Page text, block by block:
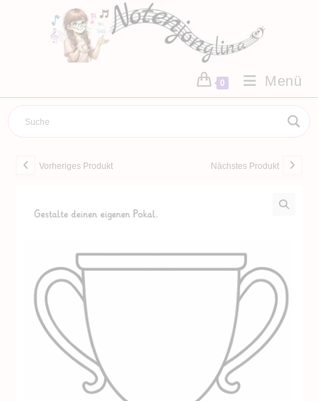
0 Menü
Vorheriges Produkt Nächstes Produkt